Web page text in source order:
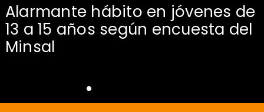
Alarmante hábito en jóvenes de
13 a 15 años según encuesta del
Minsal